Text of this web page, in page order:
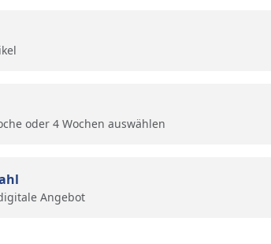
oder 4 Wochen auswählen
Angebot